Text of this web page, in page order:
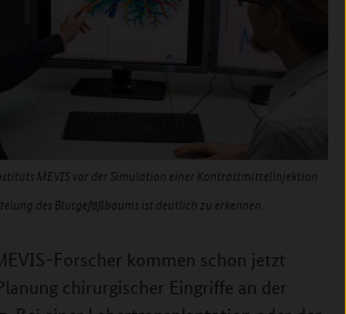
MEVIS vor der Simulation einer Kontrastmittelinjektion
des Blutgefäßbaums ist deutlich zu erkennen.
Forscher kommen schon jetzt
chirurgischer Eingriffe an der